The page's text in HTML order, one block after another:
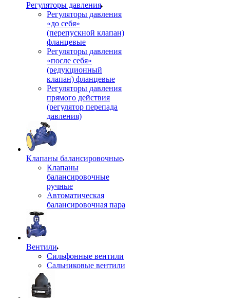
Регуляторы давления
Регуляторы давления
«до себя»
(перепускной клапан)
фланцевые
Регуляторы давления
«после себя»
(редукционный
клапан) фланцевые
Регуляторы давления
прямого действия
(регулятор перепада
давления)
Клапаны балансировочные
Клапаны
балансировочные
ручные
Автоматическая
балансировочная пара
Вентили
Сильфонные вентили
Сальниковые вентили